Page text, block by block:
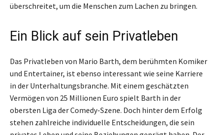
überschreitet, um die Menschen zum Lachen zu bringen.
Ein Blick auf sein Privatleben
Das Privatleben von Mario Barth, dem berühmten Komiker
und Entertainer, ist ebenso interessant wie seine Karriere
in der Unterhaltungsbranche. Mit einem geschätzten
Vermögen von 25 Millionen Euro spielt Barth in der
obersten Liga der Comedy-Szene. Doch hinter dem Erfolg
stehen zahlreiche individuelle Entscheidungen, die sein